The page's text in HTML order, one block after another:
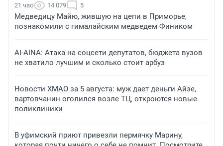
21 час 14 079 5
Медведицу Майю, жившую на цепи в Приморье,
познакомили с гималайским медведем Фиником
AI-AINA: Атака на соцсети депутатов, бюджета вузов
не хватило лучшим и сколько стоит арбуз
Новости ХМАО за 5 августа: муж дает деньги Айзе,
вартовчанин оголился возле ТЦ, откроются новые
поликлиники
В уфимский приют привезли пермячку Марину,